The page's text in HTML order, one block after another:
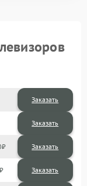
Заказать
Заказать